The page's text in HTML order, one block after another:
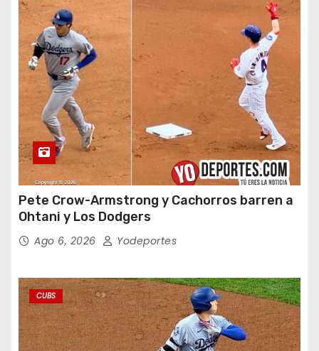
Pete Crow-Armstrong y Cachorros barren a
Ohtani y Los Dodgers
Ago 6, 2026 Yodeportes
CUBS